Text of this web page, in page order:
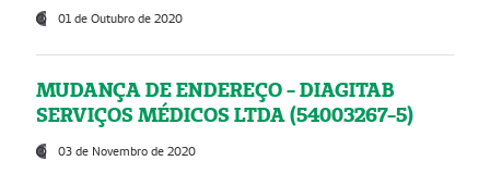
01 de Outubro de 2020
MUDANÇA DE ENDEREÇO - DIAGITAB
SERVIÇOS MÉDICOS LTDA (54003267-5)
03 de Novembro de 2020